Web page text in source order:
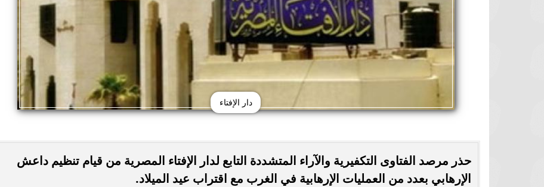
دار الإفتاء
حذر مرصد الفتاوى التكفيرية والآراء المتشددة التابع لدار الإفتاء المصرية من قيام تنظيم داعش
الإرهابي بعدد من العمليات الإرهابية في الغرب مع اقتراب عيد الميلاد.